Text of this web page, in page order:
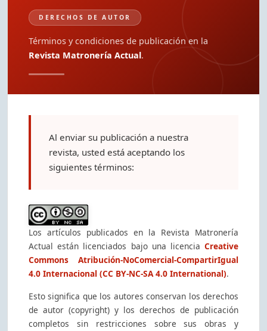
DERECHOS DE AUTOR
Términos y condiciones de publicación en la
Revista Matronería Actual.
Al enviar su publicación a nuestra
revista, usted está aceptando los
siguientes términos:
Los artículos publicados en la Revista Matronería
Actual están licenciados bajo una licencia Creative
Commons Atribución-NoComercial-CompartirIgual
4.0 Internacional (CC BY-NC-SA 4.0 International).
Esto significa que los autores conservan los derechos
de autor (copyright) y los derechos de publicación
completos sin restricciones sobre sus obras y